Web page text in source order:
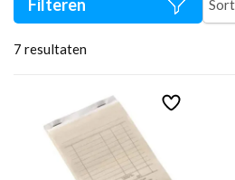
7 resultaten
Filteren